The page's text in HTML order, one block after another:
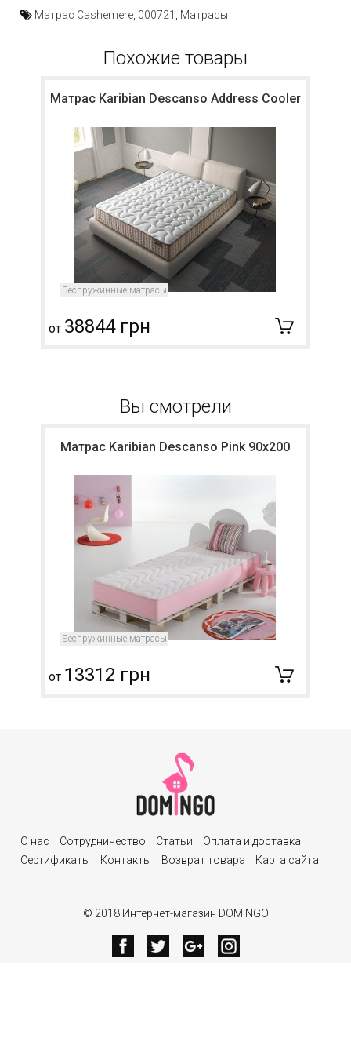
Матрас Cashemere, 000721 , Матрасы
Похожие товары
Матрас Karibian Descanso Address Cooler
Беспружинные матрасы
от 38844 грн
Вы смотрели
Матрас Karibian Descanso Pink 90х200
Беспружинные матрасы
от 13312 грн
О нас Сотрудничество Статьи
Оплата и доставка
Сертификаты
Контакты Возврат товара Карта сайта
© 2018 Интернет-магазин DOMINGO